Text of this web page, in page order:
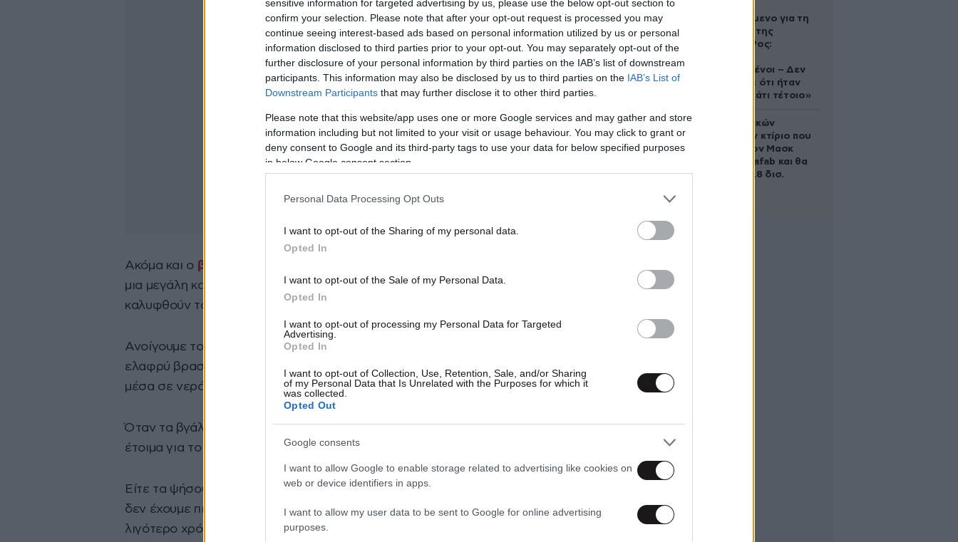
sensitive information for targeted advertising by us, please use the below opt-out section to
confirm your selection. Please note that after your opt-out request is processed you may
continue seeing interest-based ads based on personal information utilized by us or personal
information disclosed to third parties prior to your opt-out. You may separately opt-out of the
further disclosure of your personal information by third parties on the IAB’s list of downstream
participants. This information may also be disclosed by us to third parties on the IAB’s List of
Downstream Participants that may further disclose it to other third parties.
Please note that this website/app uses one or more Google services and may gather and store
information including but not limited to your visit or usage behaviour. You may click to grant or
deny consent to Google and its third-party tags to use your data for below specified purposes
in below Google consent section.
Personal Data Processing Opt Outs
I want to opt-out of the Sharing of my personal data.
Opted In
I want to opt-out of the Sale of my Personal Data.
Opted In
I want to opt-out of processing my Personal Data for Targeted
Advertising.
Opted In
I want to opt-out of Collection, Use, Retention, Sale, and/or Sharing
of my Personal Data that Is Unrelated with the Purposes for which it
was collected.
Opted Out
Google consents
I want to allow Google to enable storage related to advertising like cookies on
web or device identifiers in apps.
I want to allow my user data to be sent to Google for online advertising
purposes.
Ακόμα και ο βρασμός
μια μεγάλη κατσαρόλα και τη γεμίζουμε με κρύο νερό βρύσης μέχρι να
καλυφθούν τα λουκάνικα.
Ανοίγουμε το μάτι σε μεσαία ένταση και τα αφήνουμε εκεί μέχρι τον πρώτο και
ελαφρύ βρασμό. Λιγότερο από 10 λεπτά δηλαδή. Δεν πετάμε τα λουκάνικα ποτέ
μέσα σε νερό που βράζει.
Όταν τα βγάλουμε από την κατσαρόλα, έχουν μαγειρευτεί μερικώς και είναι
έτοιμα για το δεύτερο βήμα: το χρώμα και το τραγάνισμα.
Είτε τα ψήσουμε είτε τα περάσουμε από το τηγάνι για να ροδίσουν εξωτερικά,
δεν έχουμε πια να ανησυχούμε, καθώς θα παραμείνουν στη φωτιά για σημαντικά
λιγότερο χρόνο απ’ ό,τι χωρίς τον βρασμό. Επιπλέον, θα είναι ήδη ζεστά όταν
κατηγορούμενο για τη
δολοφονία της
Ελίζαμπεθ Ρος:
συντετριμμένοι – Δεν
έδειξε ποτέ ότι ήταν
ικανός για κάτι τέτοιο»
Το φαραωνικών
διαστάσεων κτίριο που
χτίζει ο Έλον Μασκ
λέγεται Terafab και θα
κοστίσει 16,8 δισ.